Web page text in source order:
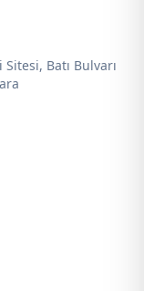
Batı Bulvarı